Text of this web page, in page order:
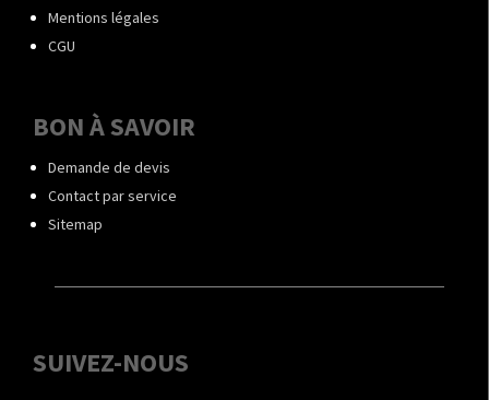
Mentions légales
CGU
BON À SAVOIR
Demande de devis
Contact par service
Sitemap
SUIVEZ-NOUS